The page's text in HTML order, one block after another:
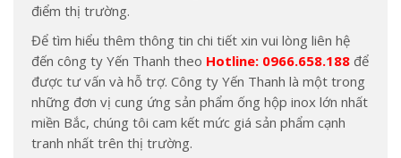
điểm thị trường.
Để tìm hiểu thêm thông tin chi tiết xin vui lòng liên hệ
đến công ty Yến Thanh theo Hotline: 0966.658.188 để
được tư vấn và hỗ trợ. Công ty Yến Thanh là một trong
những đơn vị cung ứng sản phẩm ống hộp inox lớn nhất
miền Bắc, chúng tôi cam kết mức giá sản phẩm cạnh
tranh nhất trên thị trường.